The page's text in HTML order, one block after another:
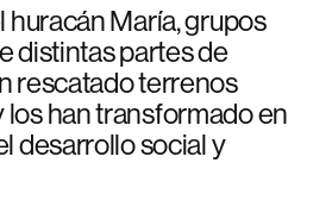
huracán María, grupos
distintas partes de
rescatado terrenos
han transformado en
desarrollo social y